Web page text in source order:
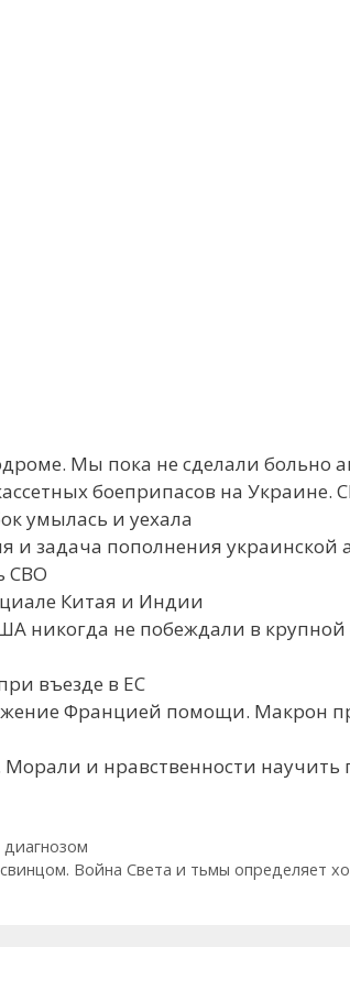
Мы пока не сделали больно
боеприпасов на Украине.
умылась и уехала
и задача пополнения украинской
СВО
Китая и Индии
никогда не побеждали в крупной
въезде в ЕС
Францией помощи. Макрон
Морали и нравственности
Война Света и тьмы определяет